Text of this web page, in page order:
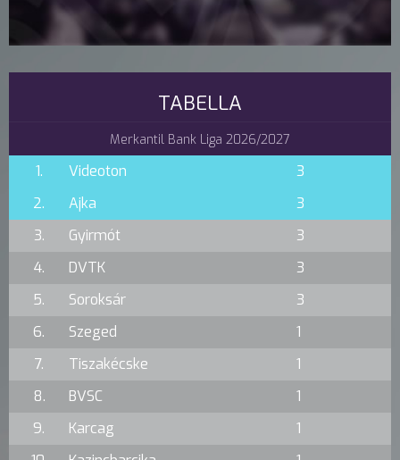
TABELLA
Merkantil Bank Liga 2026/2027
1. Videoton
3
2.
Ajka
3
3.
Gyirmót
3
4.
DVTK
3
5.
Soroksár
3
6.
Szeged
1
7.
Tiszakécske
1
8.
BVSC
1
9.
Karcag
1